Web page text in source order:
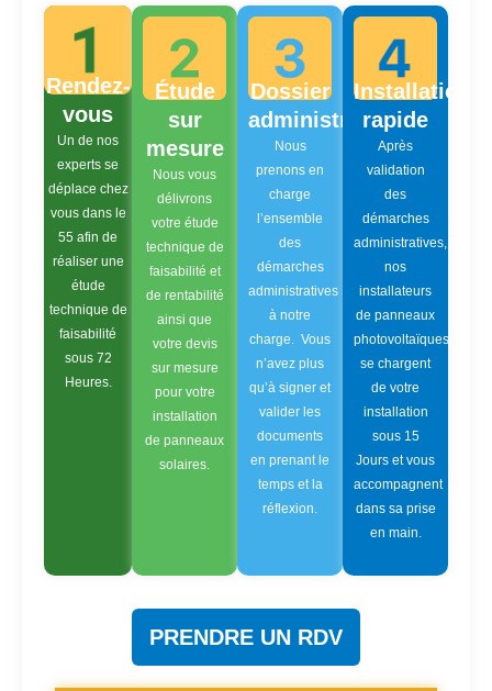
Rendez-
vous
Un de nos
experts se
déplace chez
vous dans le
55 afin de
réaliser une
étude
technique de
faisabilité
sous 72
Heures.
Étude
sur
mesure
Nous vous
délivrons
votre étude
technique de
faisabilité et
de rentabilité
ainsi que
votre devis
sur mesure
pour votre
installation
de panneaux
solaires.
Dossier
administratif
Nous
prenons en
charge
l’ensemble
des
démarches
administratives
à notre
charge. Vous
n’avez plus
qu’à signer et
valider les
documents
en prenant le
temps et la
réflexion.
Installation
rapide
Après
validation
des
démarches
administratives,
nos
installateurs
de panneaux
photovoltaïques
se chargent
de votre
installation
sous 15
Jours et vous
accompagnent
dans sa prise
en main.
PRENDRE UN RDV